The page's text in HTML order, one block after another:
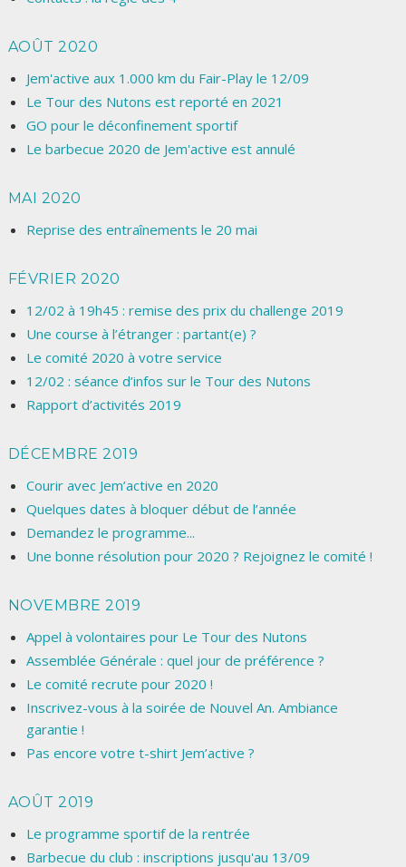
AOÛT 2020
Jem'active aux 1.000 km du Fair-Play le 12/09
Le Tour des Nutons est reporté en 2021
GO pour le déconfinement sportif
Le barbecue 2020 de Jem'active est annulé
MAI 2020
Reprise des entraînements le 20 mai
FÉVRIER 2020
12/02 à 19h45 : remise des prix du challenge 2019
Une course à l’étranger : partant(e) ?
Le comité 2020 à votre service
12/02 : séance d’infos sur le Tour des Nutons
Rapport d’activités 2019
DÉCEMBRE 2019
Courir avec Jem’active en 2020
Quelques dates à bloquer début de l’année
Demandez le programme...
Une bonne résolution pour 2020 ? Rejoignez le comité !
NOVEMBRE 2019
Appel à volontaires pour Le Tour des Nutons
Assemblée Générale : quel jour de préférence ?
Le comité recrute pour 2020 !
Inscrivez-vous à la soirée de Nouvel An. Ambiance
garantie !
Pas encore votre t-shirt Jem’active ?
AOÛT 2019
Le programme sportif de la rentrée
Barbecue du club : inscriptions jusqu'au 13/09